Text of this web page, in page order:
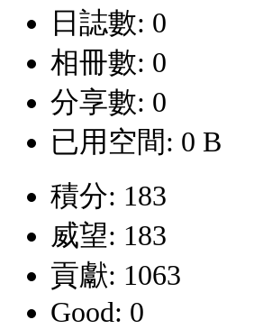
日誌數: 0
相冊數: 0
分享數: 0
已用空間: 0 B
積分: 183
威望: 183
貢獻: 1063
Good: 0